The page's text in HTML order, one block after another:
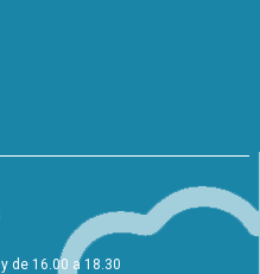
de 16.00 a 18.30